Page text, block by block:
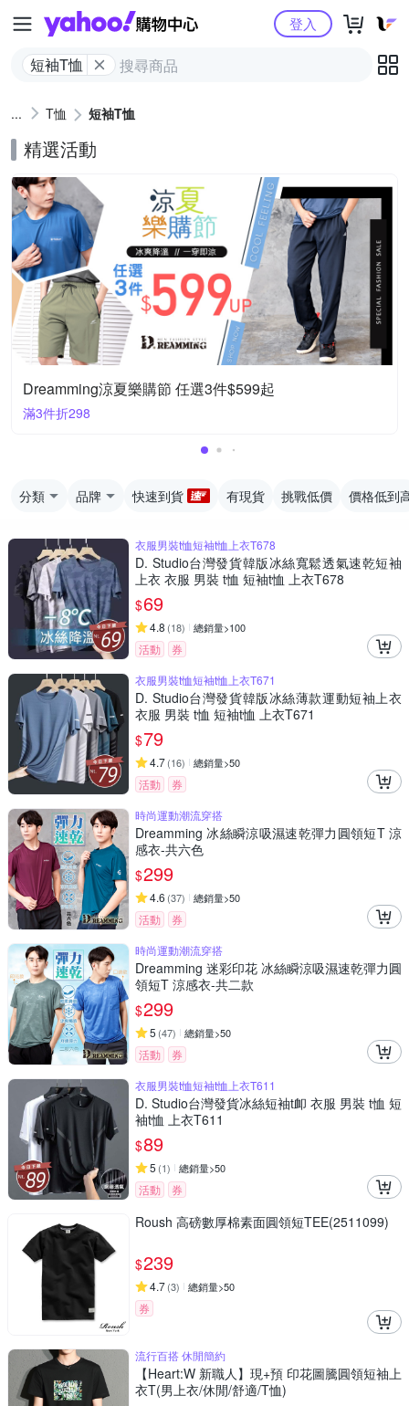
Yahoo購物中心
短袖T恤
登入
T恤 短袖T恤
精選活動
Dreamming涼夏樂購節 任選3件$599起
滿3件折298
分類 品牌 快速到貨 有現貨 挑戰低價 價格低到
衣服男裝t恤短袖t恤上衣T678
D. Studio台灣發貨韓版冰絲寬鬆透氣速乾短袖
上衣 衣服 男裝 t恤 短袖t恤 上衣T678
$69
4.8 (18) 總銷量>100
活動
券
衣服男裝t恤短袖t恤上衣T671
D. Studio台灣發貨韓版冰絲薄款運動短袖上衣
衣服 男裝 t恤 短袖t恤 上衣T671
$79
4.7(16) 總銷量>50
活動
券
時尚運動潮流穿搭
Dreamming 冰絲瞬涼吸濕速乾彈力圓領短T 涼
感衣-共六色
$299
4.6 (37) 總銷量>50
活動
券
時尚運動潮流穿搭
Dreamming 迷彩印花 冰絲瞬涼吸濕速乾彈力圓
領短T 涼感衣-共二款
$299
5 (47) 總銷量>50
活動
券
衣服男裝t恤短袖t恤上衣T611
D. Studio台灣發貨冰絲短袖t卹 衣服 男裝 t恤 短
袖t恤 上衣T611
$89
5 (1) 總銷量>50
活動 券
Roush 高磅數厚棉素面圓領短TEE(2511099)
$239
4.7(3) 總銷量>50
券
流行百搭 休閒簡約
【Heart:W 新職人】現+預 印花圖騰圓領短袖上
衣T(男上衣/休閒/舒適/T恤)